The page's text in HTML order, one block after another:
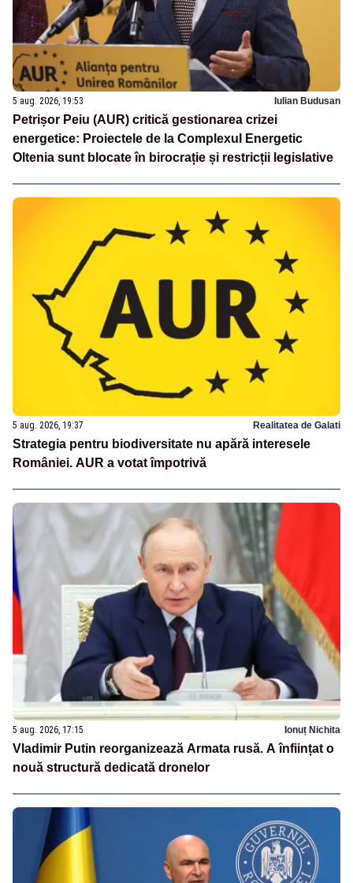
5 aug. 2026, 19:53 Iulian Budusan
Petrișor Peiu (AUR) critică gestionarea crizei
energetice: Proiectele de la Complexul Energetic
Oltenia sunt blocate în birocrație și restricții legislative
5 aug. 2026, 19:37 Realitatea de Galati
Strategia pentru biodiversitate nu apără interesele
României. AUR a votat împotrivă
5 aug. 2026, 17:15 Ionuț Nichita
Vladimir Putin reorganizează Armata rusă. A înființat o
nouă structură dedicată dronelor